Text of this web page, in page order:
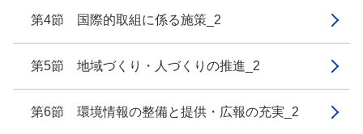
第4節 国際的取組に係る施策_2
第5節 地域づくり・人づくりの推進_2
第6節 環境情報の整備と提供・広報の充実_2